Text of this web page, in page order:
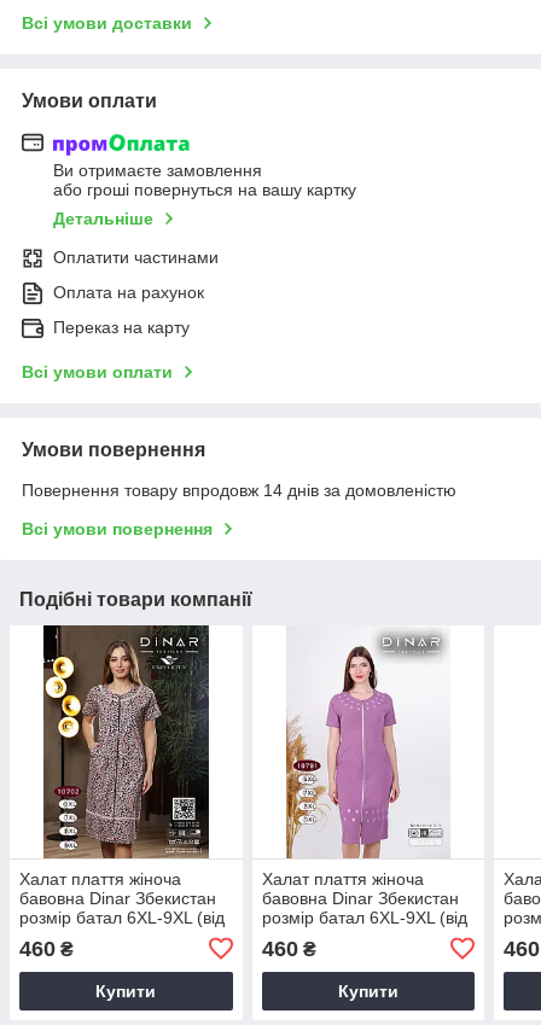
Всі умови доставки
Умови оплати
Ви отримаєте замовлення
або гроші повернуться на вашу картку
Детальніше
Оплатити частинами
Оплата на рахунок
Переказ на карту
Всі умови оплати
Умови повернення
Повернення товару впродовж 14 днів за домовленістю
Всі умови повернення
Подібні товари компанії
Халат плаття жіноча
бавовна Dinar Збекистан
розмір батал 6XL-9XL (від
460 ₴
Купити
Халат плаття жіноча
бавовна Dinar Збекистан
розмір батал 6XL-9XL (від
460₴
Купити
460